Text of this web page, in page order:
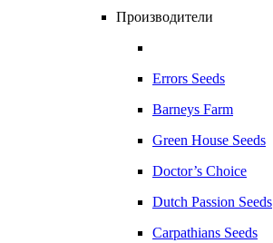
Производители
Errors Seeds
Barneys Farm
Green House Seeds
Doctor’s Choice
Dutch Passion Seeds
Carpathians Seeds